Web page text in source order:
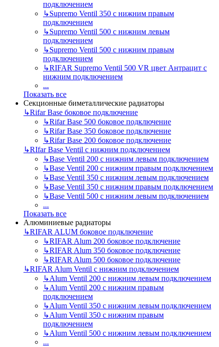
подключением
↳Supremo Ventil 350 с нижним правым
подключением
↳Supremo Ventil 500 с нижним левым
подключением
↳Supremo Ventil 500 с нижним правым
подключением
↳RIFAR Supremo Ventil 500 VR цвет Антрацит с
нижним подключением
...
Показать все
Секционные биметаллические радиаторы
↳Rifar Base боковое подключение
↳Rifar Base 500 боковое подключение
↳Rifar Base 350 боковое подключение
↳Rifar Base 200 боковое подключение
↳RIfar Base Ventil с нижним подключением
↳Base Ventil 200 с нижним левым подключением
↳Base Ventil 200 с нижним правым подключением
↳Base Ventil 350 с нижним левым подключением
↳Base Ventil 350 с нижним правым подключением
↳Base Ventil 500 с нижним левым подключением
...
Показать все
Алюминиевые радиаторы
↳RIFAR ALUM боковое подключение
↳RIFAR Alum 200 боковое подключение
↳RIFAR Alum 350 боковое подключение
↳RIFAR Alum 500 боковое подключение
↳RIFAR Alum Ventil с нижним подключением
↳Alum Ventil 200 с нижним левым подключением
↳Alum Ventil 200 с нижним правым
подключением
↳Alum Ventil 350 с нижним левым подключением
↳Alum Ventil 350 с нижним правым
подключением
↳Alum Ventil 500 с нижним левым подключением
...